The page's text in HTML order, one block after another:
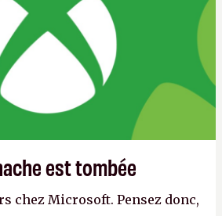
est tombée
chez Microsoft. Pensez donc,